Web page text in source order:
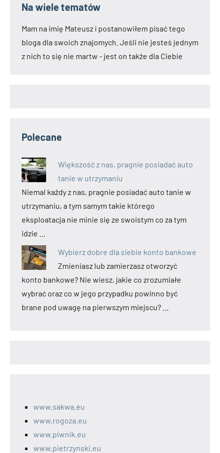
Na wiele tematów
Mam na imię Mateusz i postanowiłem pisać tego
bloga dla swoich znajomych. Jeśli nie jesteś jednym
z nich to się nie martw - jest on także dla Ciebie
Polecane
Większość z nas, pragnie posiadać auto
tanie w utrzymaniu
Niemal każdy z nas, pragnie posiadać auto tanie w
utrzymaniu, a tym samym takie którego
eksploatacja nie minie się ze swoistym co za tym
idzie …
Wybierz dobre dla siebie konto bankowe
Zmieniasz lub zamierzasz otworzyć
konto bankowe? Nie wiesz, jakie co zrozumiałe
wybrać oraz co w jego przypadku powinno być
brane pod uwagę na pierwszym miejscu? …
www.sakwa.eu
www.rogoza.eu
www.piwnik.eu
www.pietrzynski.eu